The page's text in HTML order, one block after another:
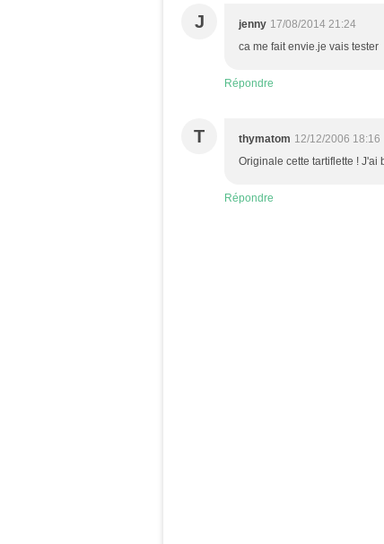
J jenny 17/08/2014 21:24
ca me fait envie.je vais tester
Répondre
T thymatom 12/12/2006 18:16
Originale cette tartiflette ! J'ai
Répondre